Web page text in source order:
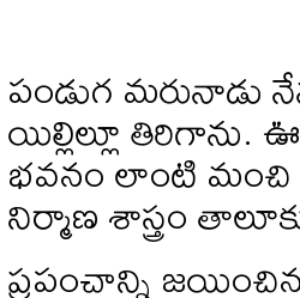
పండుగ మరునాడు
యిల్లిల్లూ తిరిగాను.
భవనం లాంటి మంచి
నిర్మాణ శాస్త్రం
ప్రపంచాన్ని